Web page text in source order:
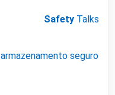
Safety Talks
armazenamento seguro